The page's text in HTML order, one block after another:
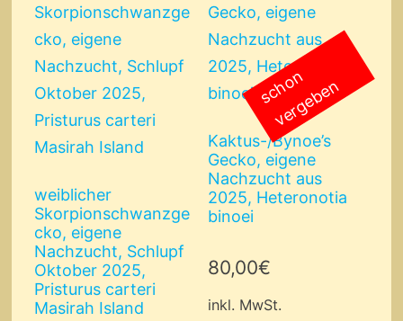
weiblicher
Skorpionschwanzge
cko, eigene
Nachzucht, Schlupf
Oktober 2025,
Pristurus carteri
Masirah Island
Kaktus-/Bynoe’s
Gecko, eigene
Nachzucht aus
2025, Heteronotia
binoei
80,00€
inkl. MwSt.
s
c
h
o
n
v
e
r
g
e
b
e
n